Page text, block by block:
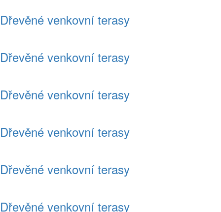
Dřevěné venkovní terasy
Dřevěné venkovní terasy
Dřevěné venkovní terasy
Dřevěné venkovní terasy
Dřevěné venkovní terasy
Dřevěné venkovní terasy